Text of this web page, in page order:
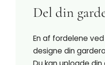
Del din
En af fordelene
designe din